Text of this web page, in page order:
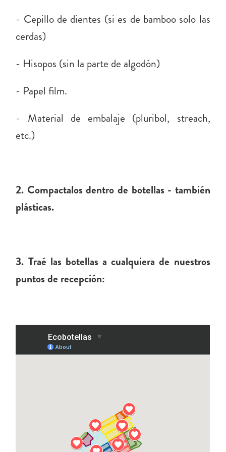
- Cepillo de dientes (si es de bamboo solo las
cerdas)
- Hisopos (sin la parte de algodón)
- Papel film.
- Material de embalaje (pluribol, streach,
etc.)
2. Compactalos dentro de botellas - también
plásticas.
3. Traé las botellas a cualquiera de nuestros
puntos de recepción: